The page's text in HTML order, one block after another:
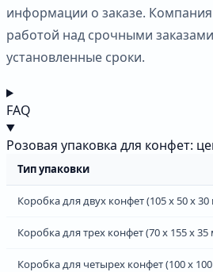
информации о заказе.
работой над срочными
установленные сроки.
FAQ
Розовая упаковка для конфет:
Тип упаковки
Коробка для двух конфет (105 х 50 х
Коробка для трех конфет (70 х 155 х
Коробка для четырех конфет (100 х